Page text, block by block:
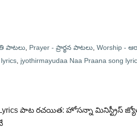
పాటలు Prayer - ప్రార్థన పాటలు Worship -
jyothirmayudaa Naa Praana song
Lyrics పాట రచయిత: హోసన్నా మినిస్ట్రీస్